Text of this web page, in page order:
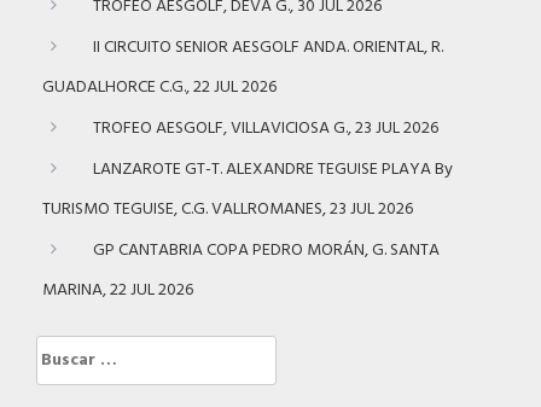
TROFEO AESGOLF, DEVA G., 30 JUL 2026
II CIRCUITO SENIOR AESGOLF ANDA. ORIENTAL, R.
GUADALHORCE C.G., 22 JUL 2026
TROFEO AESGOLF, VILLAVICIOSA G., 23 JUL 2026
LANZAROTE GT-T. ALEXANDRE TEGUISE PLAYA By
TURISMO TEGUISE, C.G. VALLROMANES, 23 JUL 2026
GP CANTABRIA COPA PEDRO MORÁN, G. SANTA
MARINA, 22 JUL 2026
Buscar: